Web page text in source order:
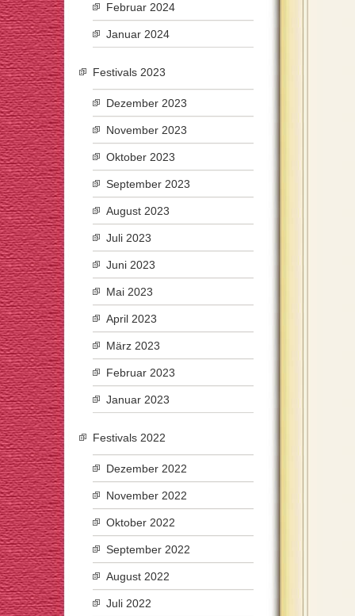
Februar 2024
Januar 2024
Festivals 2023
Dezember 2023
November 2023
Oktober 2023
September 2023
August 2023
Juli 2023
Juni 2023
Mai 2023
April 2023
März 2023
Februar 2023
Januar 2023
Festivals 2022
Dezember 2022
November 2022
Oktober 2022
September 2022
August 2022
Juli 2022